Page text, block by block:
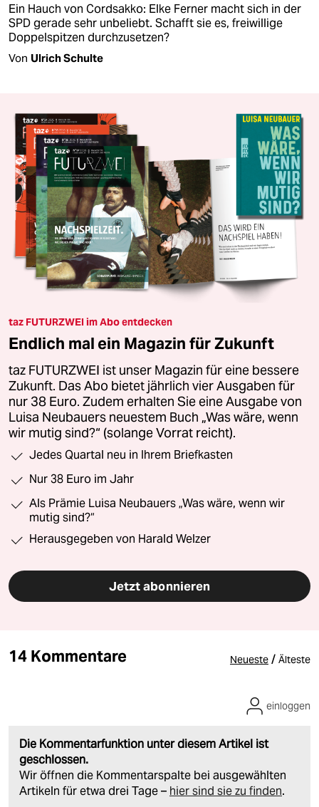
Ein Hauch von Cordsakko: Elke Ferner macht sich in der
SPD gerade sehr unbeliebt. Schafft sie es, freiwillige
Doppelspitzen durchzusetzen?
Von Ulrich Schulte
taz FUTURZWEI im Abo entdecken
Endlich mal ein Magazin für Zukunft
taz FUTURZWEI ist unser Magazin für eine bessere
Zukunft. Das Abo bietet jährlich vier Ausgaben für
nur 38 Euro. Zudem erhalten Sie eine Ausgabe von
Luisa Neubauers neuestem Buch „Was wäre, wenn
wir mutig sind?“ (solange Vorrat reicht).
Jedes Quartal neu in Ihrem Briefkasten
Nur 38 Euro im Jahr
Als Prämie Luisa Neubauers „Was wäre, wenn wir
mutig sind?“
Herausgegeben von Harald Welzer
Jetzt abonnieren
14 Kommentare Neueste / Älteste
Die Kommentarfunktion unter diesem Artikel ist
geschlossen.
Wir öffnen die Kommentarspalte bei ausgewählten
Artikeln für etwa drei Tage – hier sind sie zu finden.
einloggen